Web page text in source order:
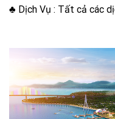
♣ Dịch Vụ : Tất cả các